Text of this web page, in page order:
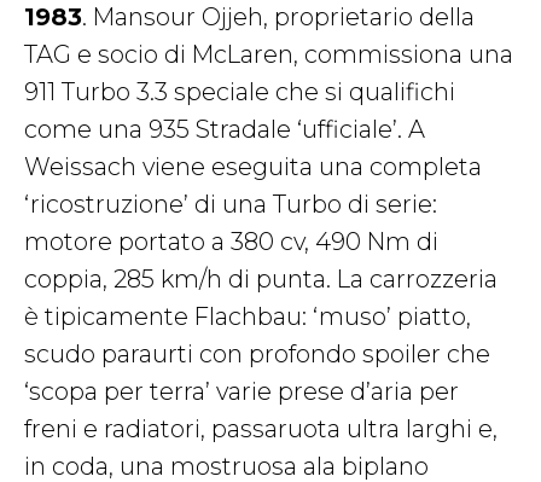
1983. Mansour Ojjeh, proprietario della
TAG e socio di McLaren, commissiona una
911 Turbo 3.3 speciale che si qualifichi
come una 935 Stradale ‘ufficiale’. A
Weissach viene eseguita una completa
‘ricostruzione’ di una Turbo di serie:
motore portato a 380 cv, 490 Nm di
coppia, 285 km/h di punta. La carrozzeria
è tipicamente Flachbau: ‘muso’ piatto,
scudo paraurti con profondo spoiler che
‘scopa per terra’ varie prese d’aria per
freni e radiatori, passaruota ultra larghi e,
in coda, una mostruosa ala biplano